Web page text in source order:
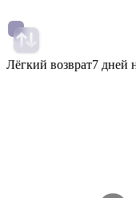
Лёгкий возврат7 дней